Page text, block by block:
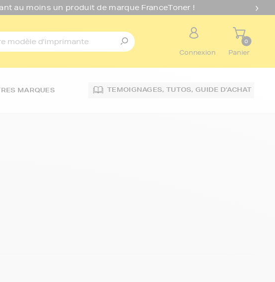
au moins un produit de marque FranceToner !
Connexion
0
Panier
MARQUES TEMOIGNAGES, TUTOS,GUIDE D'ACHAT